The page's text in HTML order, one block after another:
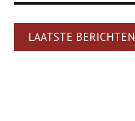
LAATSTE BERICHTEN